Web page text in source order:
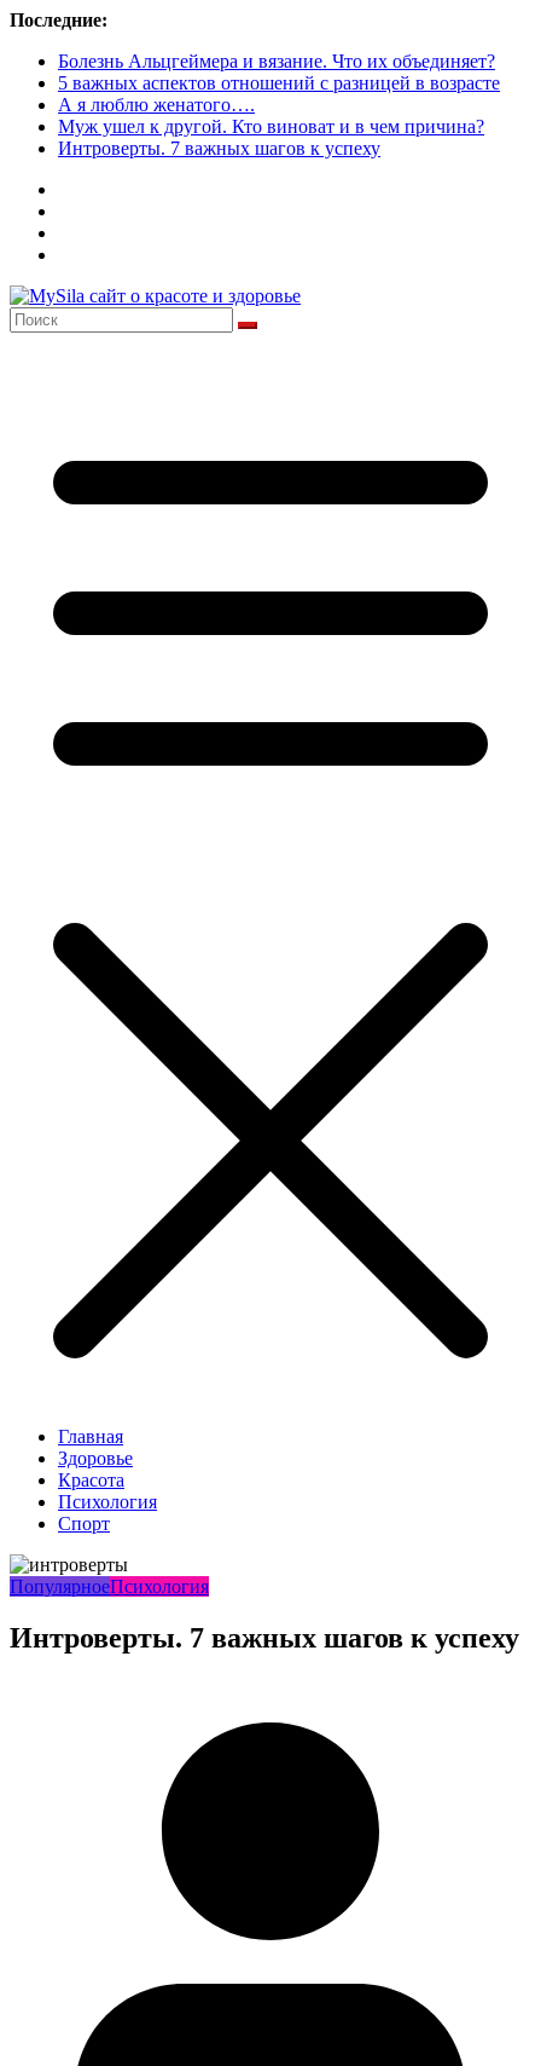
Перейти
содержимому
Последние:
Болезнь Альцгеймера и вязание. Что их объединяет?
5 важных аспектов отношений с разницей в возрасте
А я люблю женатого….
Муж ушел к другой. Кто виноват и в чем причина?
Интроверты. 7 важных шагов к успеху
Главная
Здоровье
Красота
Психология
Спорт
ПопулярноеПсихология
Интроверты. 7 важных шагов к успеху